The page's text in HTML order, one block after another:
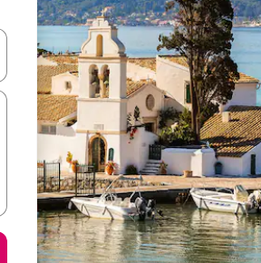
usando as seta para cima e para baixo